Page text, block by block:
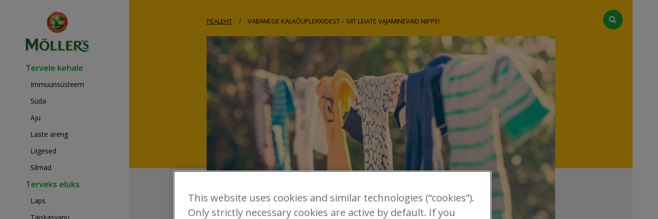
Tervele kehale
Immuunsüsteem
Süda
Aju
Laste areng
Liigesed
Silmad
Terveks eluks
Laps
Täiskasvanu
PEALEHT VABANEGE KALAÕLIPLEKKIDEST – SIIT LEIATE VAJAMINEVAID NIPPE!
This website uses cookies and similar technologies (“cookies”).
Only strictly necessary cookies are active by default. If you